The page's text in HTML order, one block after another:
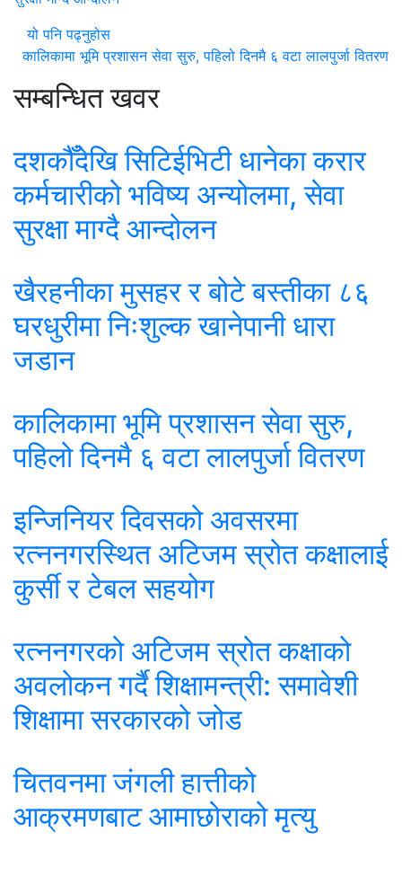
यो पनि पढ्नुहोस
कालिकामा भूमि प्रशासन सेवा सुरु, पहिलो दिनमै ६ वटा लालपुर्जा वितरण
सम्बन्धित खवर
दशकौँदेखि सिटिईभिटी धानेका करार
कर्मचारीको भविष्य अन्योलमा, सेवा
सुरक्षा माग्दै आन्दोलन
खैरहनीका मुसहर र बोटे बस्तीका ८६
घरधुरीमा निःशुल्क खानेपानी धारा
जडान
कालिकामा भूमि प्रशासन सेवा सुरु,
पहिलो दिनमै ६ वटा लालपुर्जा वितरण
इन्जिनियर दिवसको अवसरमा
रत्ननगरस्थित अटिजम स्रोत कक्षालाई
कुर्सी र टेबल सहयोग
रत्ननगरको अटिजम स्रोत कक्षाको
अवलोकन गर्दै शिक्षामन्त्री: समावेशी
शिक्षामा सरकारको जोड
चितवनमा जंगली हात्तीको
आक्रमणबाट आमाछोराको मृत्यु